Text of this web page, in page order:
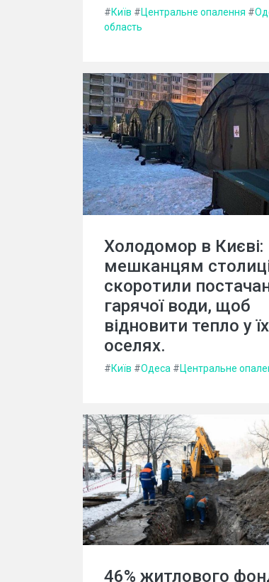
#Київ #Центральне опалення #
область
Холодомор в Києві:
мешканцям
скоротили
гарячої води, щоб
відновити тепло у
оселях.
#Київ #Одеса #Центральне
46% житлового